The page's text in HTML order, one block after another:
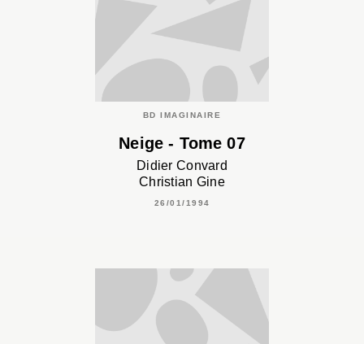
BD IMAGINAIRE
Neige - Tome 07
Didier Convard
Christian Gine
26/01/1994